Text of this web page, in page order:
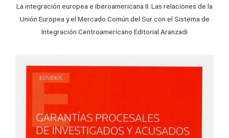
La integración europea e iberoamericana II: Las relaciones de la
Unión Europea y el Mercado Común del Sur con el Sistema de
Integración Centroamericano Editorial Aranzadi